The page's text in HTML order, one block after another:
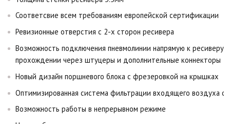
Соответсвие всем требованиям европейской сертификации
Ревизионные отверстия с 2-х сторон ресивера
Возможность подключения пневмолинии напрямую к ресиверу
прохождении через штуцеры и дополнительные коннекторы
Новый дизайн поршневого блока с фрезеровкой на крышках
Оптимизированная система фильтрации входящего воздуха
Возможность работы в непрерывном режиме